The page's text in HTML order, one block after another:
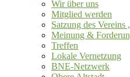
Wir über uns
Mitglied werden
Satzung des Vereins
Meinung &
Treffen
Lokale Vernetzung
BNE-Netzwerk